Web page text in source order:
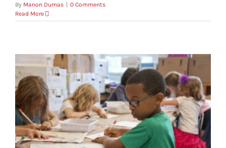
By Manon Dumas | 0 Comments
Read More